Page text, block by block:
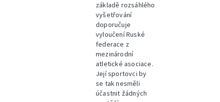
základě rozsáhlého
vyšetřování
doporučuje
vyloučení Ruské
federace z
mezinárodní
atletické asociace.
Její sportovci by
se tak nesměli
účastnit žádných